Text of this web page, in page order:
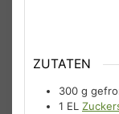
ZUTATEN
300 g
1 EL